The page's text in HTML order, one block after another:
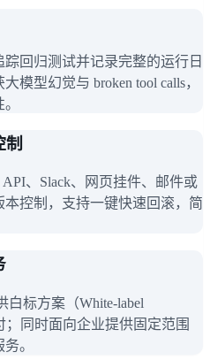
回归测试并记录完整的运行日
模型幻觉与 broken tool calls，
、Slack、网页挂件、邮件或
控制，支持一键快速回滚，简
白标方案（White-label
；同时面向企业提供固定范围
。